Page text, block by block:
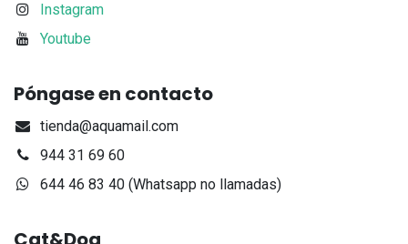
Instagram
Youtube
Póngase en contacto
tienda@aquamail.com
944 31 69 60
644 46 83 40 (Whatsapp no llamadas)